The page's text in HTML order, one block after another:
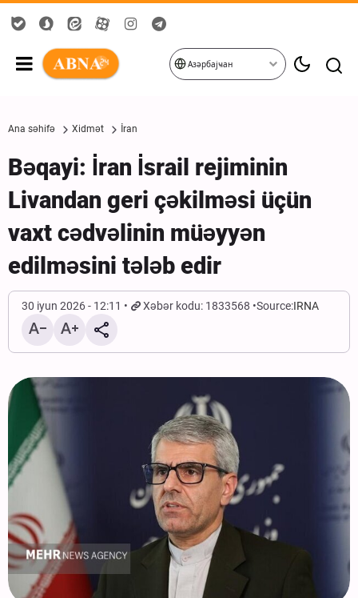
Азәрбајҹан
Ana səhifə Xidmət İran
Bəqayi: İran İsrail rejiminin
Livandan geri çəkilməsi üçün
vaxt cədvəlinin müəyyən
edilməsini tələb edir
30 iyun 2026 - 12:11 Xəbər kodu: 1833568 Source:IRNA